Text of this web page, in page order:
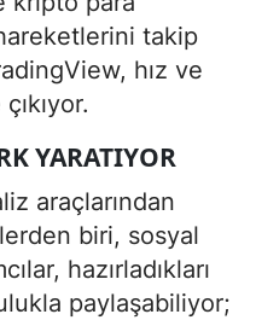
takip
hız ve
YARATIYOR
araçlarından
biri, sosyal
hazırladıkları
paylaşabiliyor;